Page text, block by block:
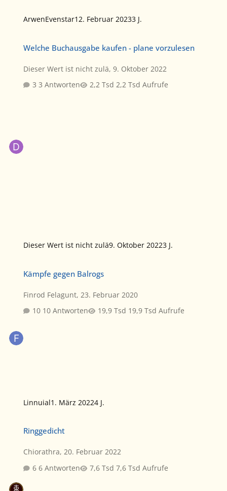
ArwenEvenstar12. Februar 20233 J.
Welche Buchausgabe kaufen - plane vorzulesen
Dieser Wert ist nicht zulä,9. Oktober 2022
3 Antworten
2,2 Tsd Aufrufe
Dieser Wert ist nicht zulä9. Oktober 20223 J.
Kämpfe gegen Balrogs
Finrod Felagunt, 23. Februar 2020
10 Antworten
19,9 Tsd Aufrufe
Linnuial1. März 20224 J.
Ringgedicht
Chiorathra,20. Februar 2022
6 Antworten
7,6 Tsd Aufrufe